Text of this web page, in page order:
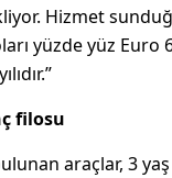
Hizmet
yüzde yüz Euro
filosu
araçlar, 3